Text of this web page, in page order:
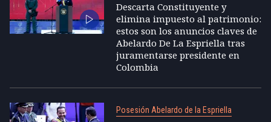
Descarta Constituyente y
elimina impuesto al patrimonio:
estos son los anuncios claves de
Abelardo De La Espriella tras
juramentarse presidente en
Colombia
Posesión Abelardo de la Espriella